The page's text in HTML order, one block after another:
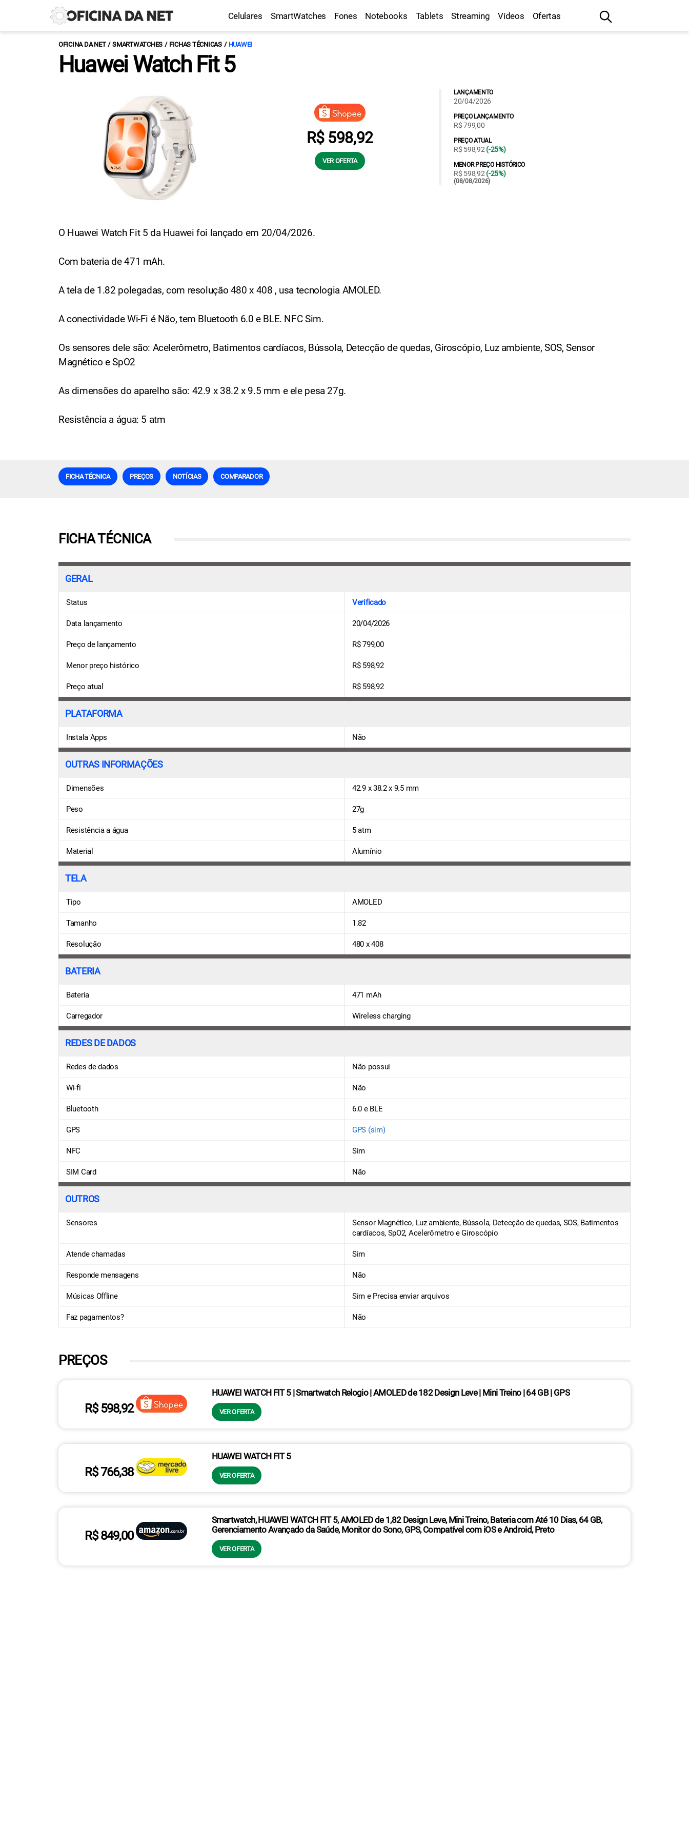
Celulares SmartWatches Fones Notebooks Tablets Streaming Vídeos Ofertas
OFICINA DA NET SMARTWATCHES FICHAS TÉCNICAS HUAWEI
Huawei Watch Fit 5
R$ 598,92
VER OFERTA
LANÇAMENTO
20/04/2026
PREÇO LANÇAMENTO
R$ 799,00
PREÇO ATUAL
R$ 598,92 (-25%)
MENOR PREÇO HISTÓRICO
R$ 598,92 (-25%)
(08/08/2026)
O Huawei Watch Fit 5 da Huawei foi lançado em 20/04/2026.
Com bateria de 471 mAh.
A tela de 1.82 polegadas, com resolução 480 x 408 , usa tecnologia AMOLED.
A conectividade Wi-Fi é Não, tem Bluetooth 6.0 e BLE. NFC Sim.
Os sensores dele são: Acelerômetro, Batimentos cardíacos, Bússola, Detecção de quedas, Giroscópio, Luz ambiente, SOS, Sensor
Magnético e SpO2
As dimensões do aparelho são: 42.9 x 38.2 x 9.5 mm e ele pesa 27g.
Resistência a água: 5 atm
FICHA TÉCNICA PREÇOS NOTÍCIAS COMPARADOR
FICHA TÉCNICA
GERAL
Status Verificado
Data lançamento 20/04/2026
Preço de lançamento R$ 799,00
Menor preço histórico R$ 598,92
Preço atual R$ 598,92
PLATAFORMA
Instala Apps Não
OUTRAS INFORMAÇÕES
Dimensões 42.9 x 38.2 x 9.5 mm
Peso 27g
Resistência a água 5 atm
Material Alumínio
TELA
Tipo AMOLED
Tamanho 1.82
Resolução 480 x 408
BATERIA
Bateria 471 mAh
Carregador Wireless charging
REDES DE DADOS
Redes de dados Não possui
Wi-fi Não
Bluetooth 6.0 e BLE
GPS GPS (sim)
NFC Sim
SIM Card Não
OUTROS
Sensores
Sensor Magnético, Luz ambiente, Bússola, Detecção de quedas, SOS, Batimentos
cardíacos, SpO2, Acelerômetro e Giroscópio
Atende chamadas Sim
Responde mensagens Não
Músicas Offline Sim e Precisa enviar arquivos
Faz pagamentos? Não
PREÇOS
R$ 598,92
HUAWEI WATCH FIT 5 | Smartwatch Relogio | AMOLED de 182 Design Leve | Mini Treino | 64 GB | GPS
VER OFERTA
R$ 766,38
HUAWEI WATCH FIT 5
VER OFERTA
R$ 849,00
Smartwatch, HUAWEI WATCH FIT 5, AMOLED de 1,82 Design Leve, Mini Treino, Bateria com Até 10 Dias, 64 GB,
Gerenciamento Avançado da Saúde, Monitor do Sono, GPS, Compatível com iOS e Android, Preto
VER OFERTA